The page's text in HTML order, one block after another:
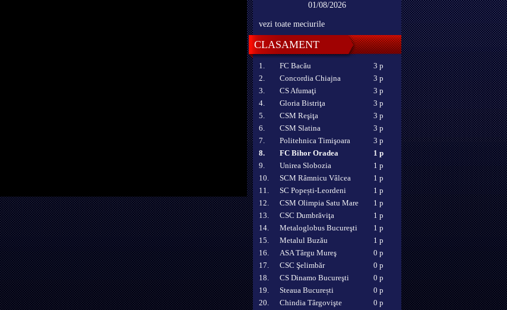
01/08/2026
vezi toate meciurile
CLASAMENT
1. FC Bacău
3 p
2.
Concordia Chiajna
3 p
3.
CS Afumaţi
3 p
4.
Gloria Bistriţa
3 p
5.
CSM Reşiţa
3 p
6.
CSM Slatina
3 p
7.
Politehnica Timişoara
3 p
8.
FC Bihor Oradea
1 p
9.
Unirea Slobozia
1 p
10.
SCM Râmnicu Vâlcea
1 p
11.
SC Popești-Leordeni
1 p
12.
CSM Olimpia Satu Mare
1 p
13.
CSC Dumbrăviţa
1 p
14.
Metaloglobus Bucureşti
1 p
15.
Metalul Buzău
1 p
16.
ASA Târgu Mureş
0 p
17.
CSC Şelimbăr
0 p
18.
CS Dinamo Bucureşti
0 p
19.
Steaua București
0 p
20.
Chindia Târgovişte
0 p